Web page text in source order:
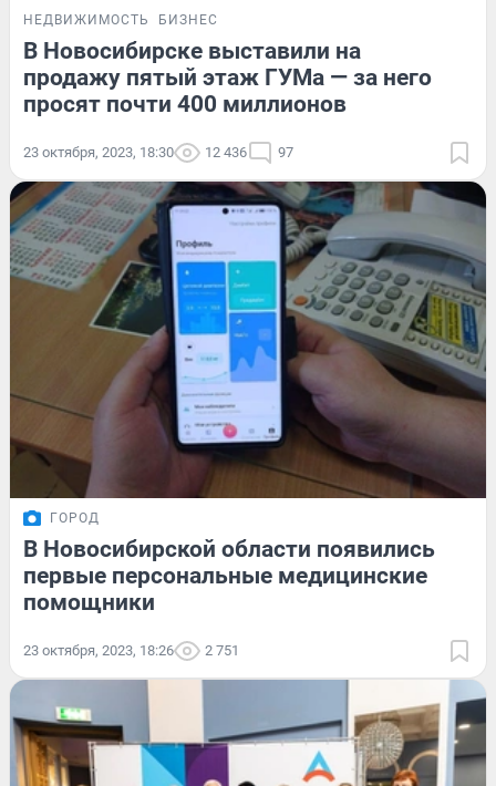
НЕДВИЖИМОСТЬ БИЗНЕС
В Новосибирске выставили на
продажу пятый этаж ГУМа — за него
просят почти 400 миллионов
23 октября, 2023, 18:30 12 436 97
ГОРОД
В Новосибирской области появились
первые персональные медицинские
помощники
23 октября, 2023, 18:26 2 751